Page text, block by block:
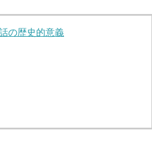
の歴史的意義